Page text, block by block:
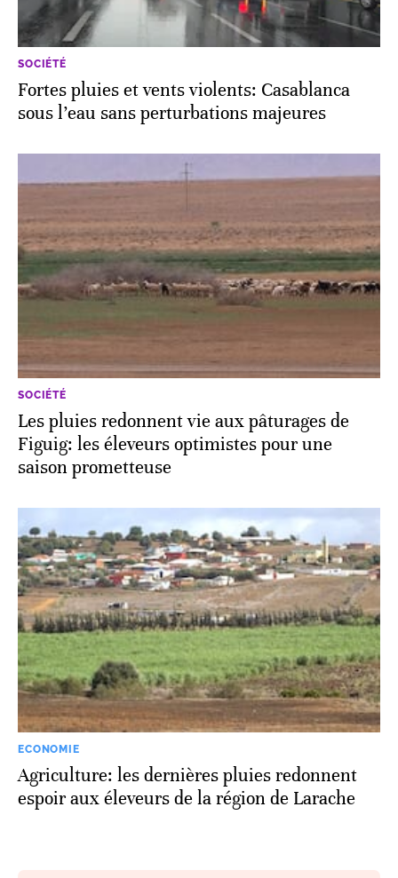
SOCIÉTÉ
Fortes pluies et vents violents: Casablanca
sous l’eau sans perturbations majeures
SOCIÉTÉ
Les pluies redonnent vie aux pâturages de
Figuig: les éleveurs optimistes pour une
saison prometteuse
ECONOMIE
Agriculture: les dernières pluies redonnent
espoir aux éleveurs de la région de Larache